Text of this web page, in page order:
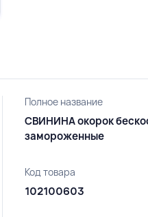
Полное название
СВИНИНА окорок
замороженные
Код товара
102100603